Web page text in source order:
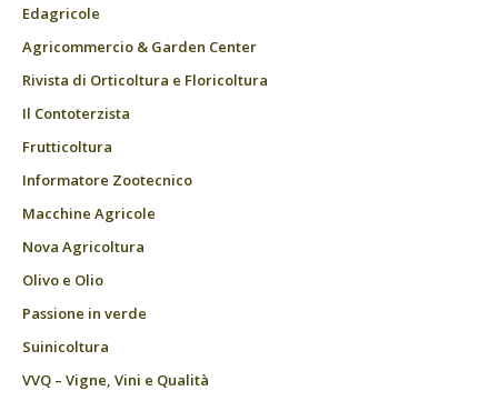
Edagricole
Agricommercio & Garden Center
Rivista di Orticoltura e Floricoltura
Il Contoterzista
Frutticoltura
Informatore Zootecnico
Macchine Agricole
Nova Agricoltura
Olivo e Olio
Passione in verde
Suinicoltura
VVQ – Vigne, Vini e Qualità